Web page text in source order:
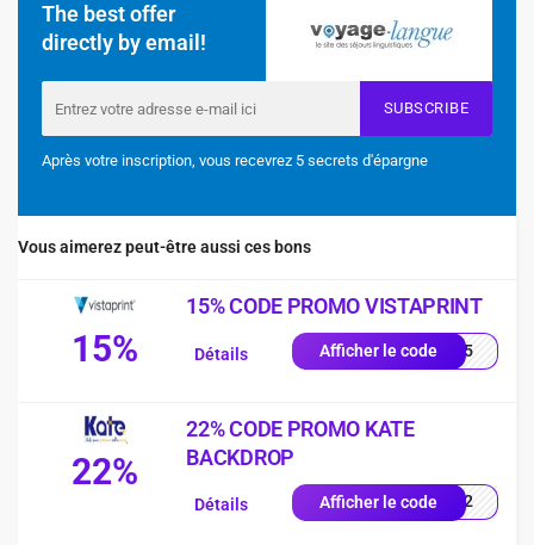
The best offer
directly by email!
SUBSCRIBE
Après votre inscription, vous recevrez 5 secrets d'épargne
Vous aimerez peut-être aussi ces bons
15%
15% CODE PROMO VISTAPRINT
Afficher le codeAU15
Détails
22%
22% CODE PROMO KATE
BACKDROP
Afficher le codeUE22
Détails